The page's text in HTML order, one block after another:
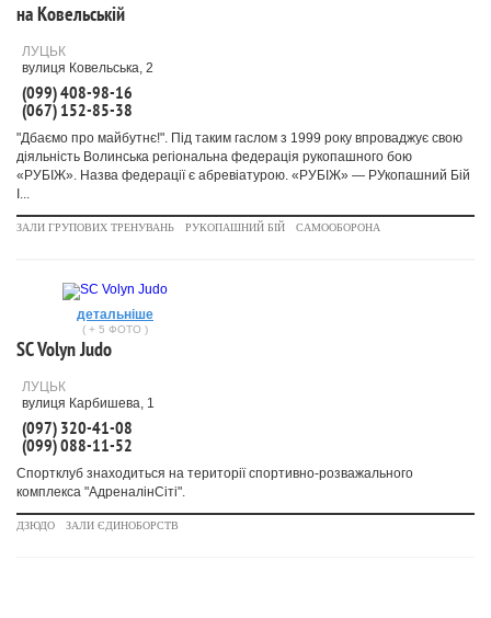
на Ковельській
ЛУЦЬК
вулиця Ковельська, 2
(099) 408-98-16
(067) 152-85-38
"Дбаємо про майбутнє!". Під таким гаслом з 1999 року впроваджує свою
діяльність Волинська регіональна федерація рукопашного бою
«РУБІЖ». Назва федерації є абревіатурою. «РУБІЖ» — РУкопашний Бій
І...
ЗАЛИ ГРУПОВИХ ТРЕНУВАНЬ РУКОПАШНИЙ БІЙ САМООБОРОНА
детальніше
( + 5 ФОТО )
SC Volyn Judo
ЛУЦЬК
вулиця Карбишева, 1
(097) 320-41-08
(099) 088-11-52
Спортклуб знаходиться на території спортивно-розважального
комплекса "АдреналінСіті".
ДЗЮДО ЗАЛИ ЄДИНОБОРСТВ